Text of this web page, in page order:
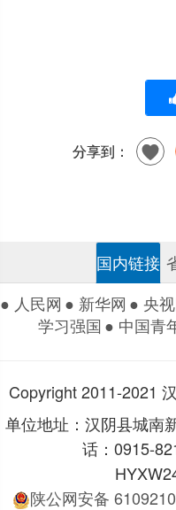
分享到：
国内链接
● 人民网 ● 新华网 ● 央
学习强国● 中国青
Copyright 2011-2021
单位地址：汉阴县城
话：0915-
陕公网安备